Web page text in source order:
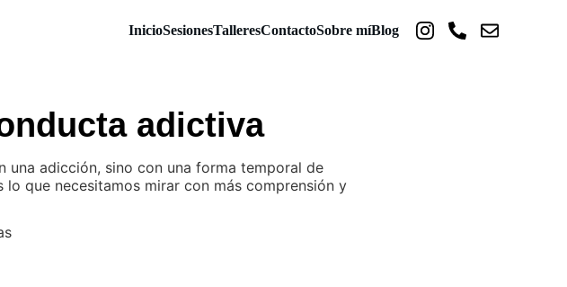
InicioSesionesTalleresContactoSobre míBlog
adictiva
adicción, sino con una forma temporal de
que necesitamos mirar con más comprensión y